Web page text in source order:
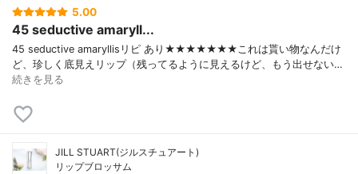
5.00
45 seductive amaryll...
45 seductive amaryllisリピ あり★★★★★★★これは貰い物なんだけ
ど、珍しく底見えリップ（残ってるように見えるけど、もう出せない…
続きを見る
JILL STUART(ジルスチュアート)
リップブロッサム